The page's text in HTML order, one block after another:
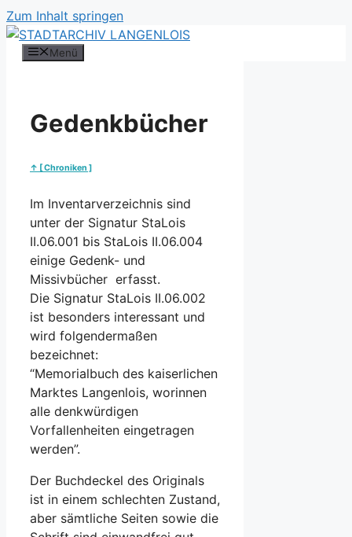
Zum Inhalt springen
Menü
Gedenkbücher
↑ [ Chroniken ]
Im Inventarverzeichnis sind
unter der Signatur StaLois
II.06.001 bis StaLois II.06.004
einige Gedenk- und
Missivbücher erfasst.
Die Signatur StaLois II.06.002
ist besonders interessant und
wird folgendermaßen
bezeichnet:
“Memorialbuch des kaiserlichen
Marktes Langenlois, worinnen
alle denkwürdigen
Vorfallenheiten eingetragen
werden”.
Der Buchdeckel des Originals
ist in einem schlechten Zustand,
aber sämtliche Seiten sowie die